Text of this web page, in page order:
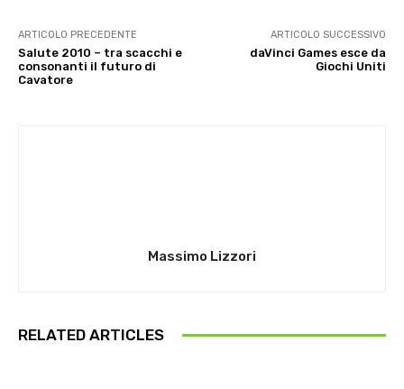
ARTICOLO PRECEDENTE
Salute 2010 – tra scacchi e
consonanti il futuro di
Cavatore
ARTICOLO SUCCESSIVO
daVinci Games esce da
Giochi Uniti
Massimo Lizzori
RELATED ARTICLES